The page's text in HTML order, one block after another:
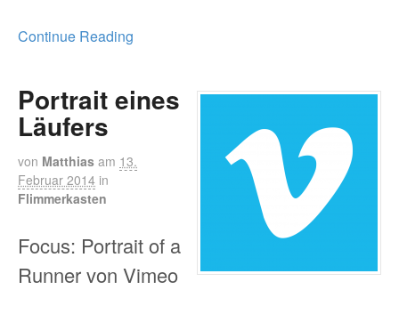
Continue Reading
Portrait eines
Läufers
von Matthias am 13.
Februar 2014 in
Flimmerkasten
Focus: Portrait of a
Runner von Vimeo